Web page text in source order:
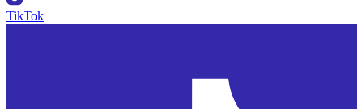
TikTok